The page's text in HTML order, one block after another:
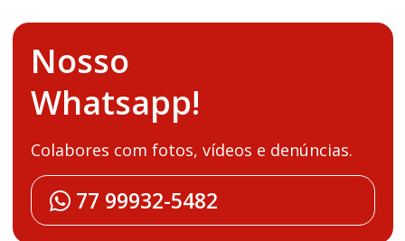
Nosso
Whatsapp!
Colabores com fotos, vídeos e denúncias.
77 99932-5482